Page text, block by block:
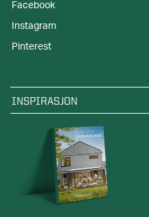
Facebook
Instagram
Pinterest
INSPIRASJON